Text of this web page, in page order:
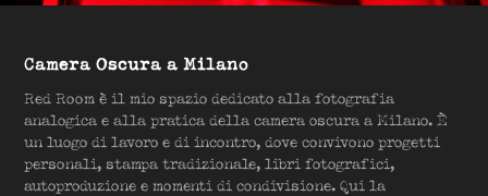
Camera Oscura a Milano
Red Room è il mio spazio dedicato alla fotografia
analogica e alla pratica della camera oscura a Milano. È
un luogo di lavoro e di incontro, dove convivono progetti
personali, stampa tradizionale, libri fotografici,
autoproduzione e momenti di condivisione. Qui la